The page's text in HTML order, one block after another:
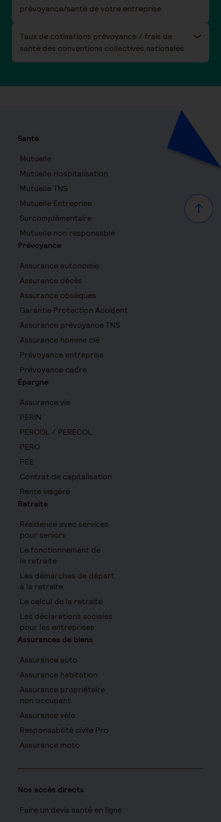
prévoyance/santé de votre entreprise
Taux de cotisations prévoyance / frais de
santé des conventions collectives nationales
Haut
Santé
Mutuelle
Mutuelle Hospitalisation
Mutuelle TNS
Mutuelle Entreprise
Surcomplémentaire
Mutuelle non responsable
Prévoyance
Assurance autonomie
Assurance décès
Assurance obsèques
Garantie Protection Accident
Assurance prévoyance TNS
Assurance homme clé
Prévoyance entreprise
Prévoyance cadre
Épargne
Assurance vie
PERIN
PERCOL / PERECOL
PERO
PEE
Contrat de capitalisation
Rente viagère
Retraite
Résidence avec services
pour seniors
Le fonctionnement de
la retraite
Les démarches de départ
à la retraite
Le calcul de la retraite
Les déclarations sociales
pour les entreprises
Assurances de biens
Assurance auto
Assurance habitation
Assurance propriétaire
non occupant
Assurance vélo
Responsabilité civile Pro
Assurance moto
Nos accès directs
Faire un devis santé en ligne